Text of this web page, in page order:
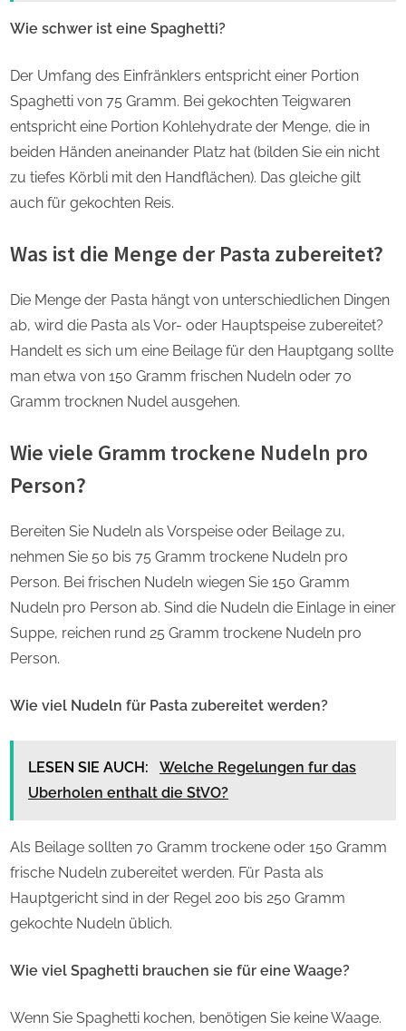
Wie schwer ist eine Spaghetti?
Der Umfang des Einfränklers entspricht einer Portion
Spaghetti von 75 Gramm. Bei gekochten Teigwaren
entspricht eine Portion Kohlehydrate der Menge, die in
beiden Händen aneinander Platz hat (bilden Sie ein nicht
zu tiefes Körbli mit den Handflächen). Das gleiche gilt
auch für gekochten Reis.
Was ist die Menge der Pasta zubereitet?
Die Menge der Pasta hängt von unterschiedlichen Dingen
ab, wird die Pasta als Vor- oder Hauptspeise zubereitet?
Handelt es sich um eine Beilage für den Hauptgang sollte
man etwa von 150 Gramm frischen Nudeln oder 70
Gramm trocknen Nudel ausgehen.
Wie viele Gramm trockene Nudeln pro
Person?
Bereiten Sie Nudeln als Vorspeise oder Beilage zu,
nehmen Sie 50 bis 75 Gramm trockene Nudeln pro
Person. Bei frischen Nudeln wiegen Sie 150 Gramm
Nudeln pro Person ab. Sind die Nudeln die Einlage in einer
Suppe, reichen rund 25 Gramm trockene Nudeln pro
Person.
Wie viel Nudeln für Pasta zubereitet werden?
LESEN SIE AUCH:
Welche Regelungen fur das
Uberholen enthalt die StVO?
Als Beilage sollten 70 Gramm trockene oder 150 Gramm
frische Nudeln zubereitet werden. Für Pasta als
Hauptgericht sind in der Regel 200 bis 250 Gramm
gekochte Nudeln üblich.
Wie viel Spaghetti brauchen sie für eine Waage?
Wenn Sie Spaghetti kochen, benötigen Sie keine Waage.